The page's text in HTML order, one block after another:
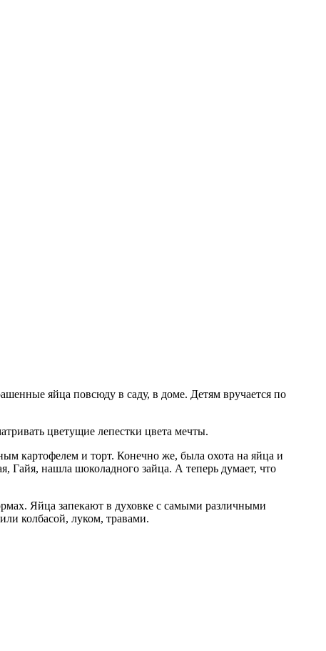
яйца повсюду в саду, в доме. Детям вручается по
цветущие лепестки цвета мечты.
картофелем и торт. Конечно же, была охота на яйца и
нашла шоколадного зайца. А теперь думает, что
Яйца запекают в духовке с самыми различными
колбасой, луком, травами.